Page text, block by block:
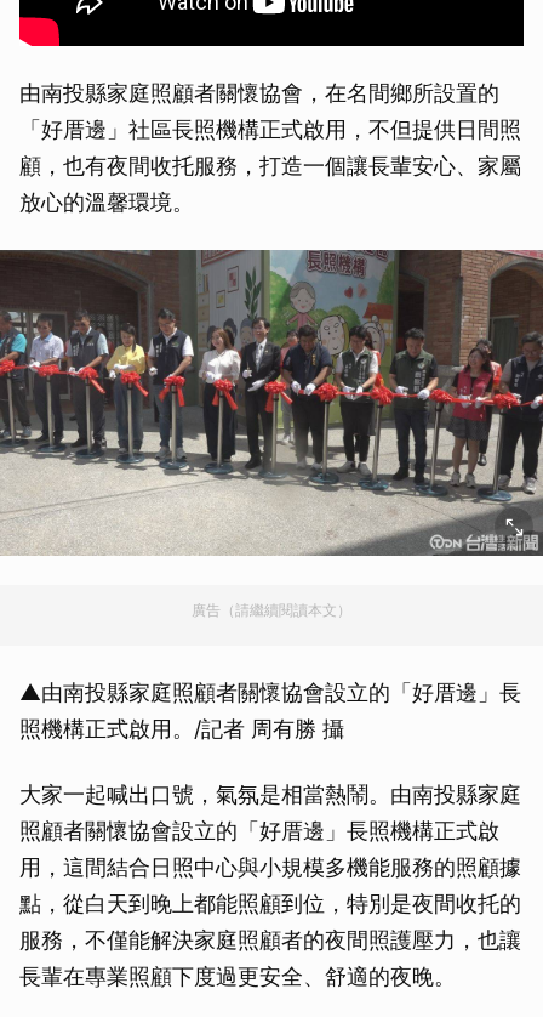
由南投縣家庭照顧者關懷協會，在名間鄉所設置的
「好厝邊」社區長照機構正式啟用，不但提供日間照
顧，也有夜間收托服務，打造一個讓長輩安心、家屬
放心的溫馨環境。
廣告（請繼續閱讀本文）
▲由南投縣家庭照顧者關懷協會設立的「好厝邊」長
照機構正式啟用。/記者 周有勝 攝
大家一起喊出口號，氣氛是相當熱鬧。由南投縣家庭
照顧者關懷協會設立的「好厝邊」長照機構正式啟
用，這間結合日照中心與小規模多機能服務的照顧據
點，從白天到晚上都能照顧到位，特別是夜間收托的
服務，不僅能解決家庭照顧者的夜間照護壓力，也讓
長輩在專業照顧下度過更安全、舒適的夜晚。